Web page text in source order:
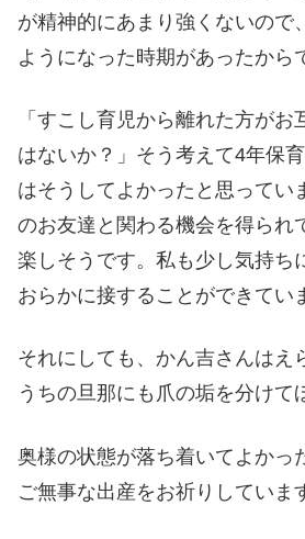
が精神的にあまり強くないので
ようになった時期があったから
「すこし育児から離れた方が
はないか？」そう考えて4年保
はそうしてよかったと思ってい
のお友達と関わる機会を得られ
楽しそうです。私も少し気持ち
おらかに接することができてい
それにしても、かん吉さんはえ
うちの旦那にも爪の垢を分けて
奥様の状態が落ち着いてよかっ
ご無事な出産をお祈りしていま